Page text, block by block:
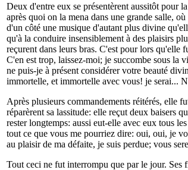
Deux d'entre eux se présentèrent aussitôt pour
après quoi on la mena dans une grande salle,
d'un côté une musique d'autant plus divine
qu'à la conduire insensiblement à des plaisirs
reçurent dans leurs bras. C'est pour lors qu'elle
C'en est trop, laissez-moi; je succombe sous la
ne puis-je à présent considérer votre beauté
immortelle, et immortelle avec vous! je serai...
Après plusieurs commandements réitérés, elle
réparèrent sa lassitude: elle reçut deux baisers
rester longtemps: aussi eut-elle avec eux tous
tout ce que vous me pourriez dire: oui, oui, je
au plaisir de ma défaite, je suis perdue; vous
Tout ceci ne fut interrompu que par le jour. Ses